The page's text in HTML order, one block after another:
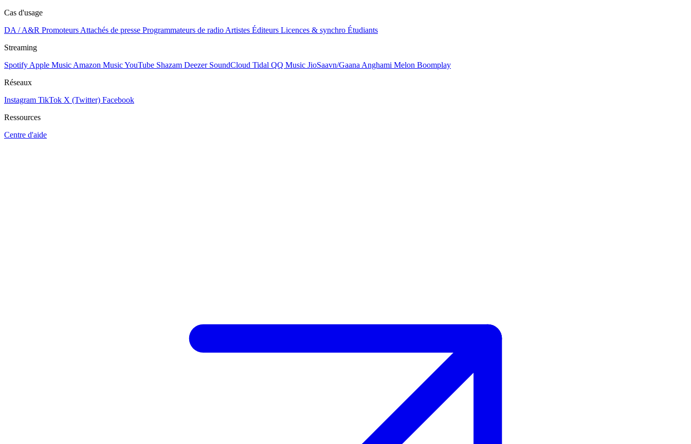
Cas d'usage
DA / A&R Promoteurs Attachés de presse Programmateurs de radio Artistes Éditeurs Licences & synchro Étudiants
Streaming
Spotify Apple Music Amazon MusicYouTube Shazam Deezer SoundCloud Tidal QQ Music JioSaavn/Gaana Anghami Melon Boomplay
Réseaux
Instagram TikTok X (Twitter) Facebook
Ressources
Centre d'aide